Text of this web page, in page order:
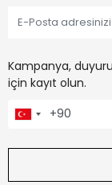
Kampanya,
için kayıt olun.